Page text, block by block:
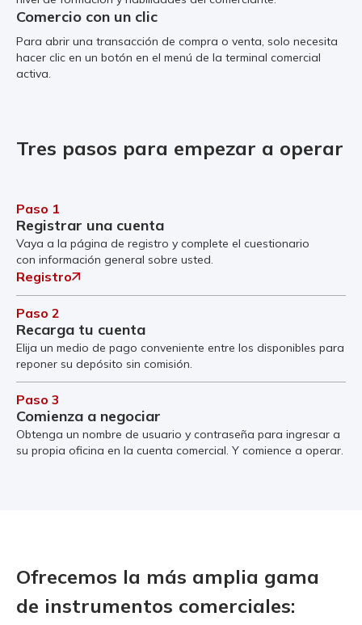
Comercio con un clic
Para abrir una transacción de compra o venta, solo necesita
hacer clic en un botón en el menú de la terminal comercial
activa.
Tres pasos para empezar a operar
Paso 1
Registrar una cuenta
Vaya a la página de registro y complete el cuestionario
con información general sobre usted.
Registro
Paso 2
Recarga tu cuenta
Elija un medio de pago conveniente entre los disponibles para
reponer su depósito sin comisión.
Paso 3
Comienza a negociar
Obtenga un nombre de usuario y contraseña para ingresar a
su propia oficina en la cuenta comercial. Y comience a operar.
Ofrecemos la más amplia gama
de instrumentos comerciales: